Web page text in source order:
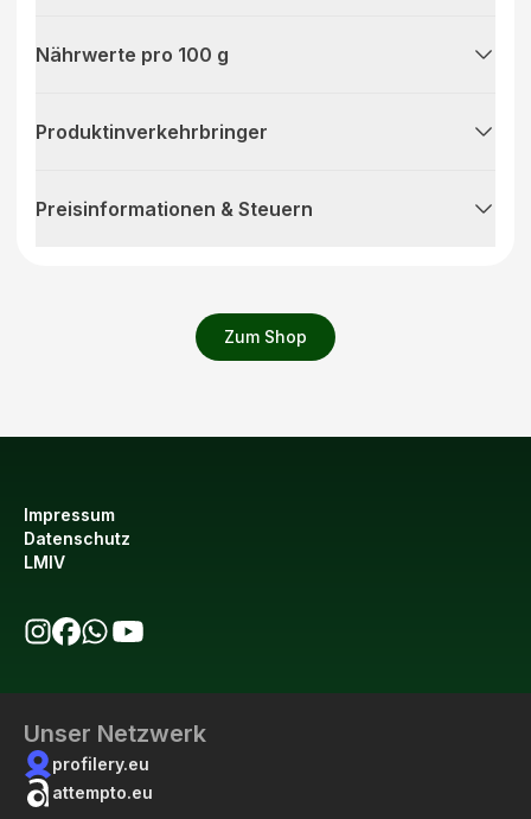
Zum Shop
Nährwerte pro 100 g
Produktinverkehrbringer
Preisinformationen & Steuern
Impressum
Datenschutz
LMIV
Unser Netzwerk
profilery.eu
attempto.eu